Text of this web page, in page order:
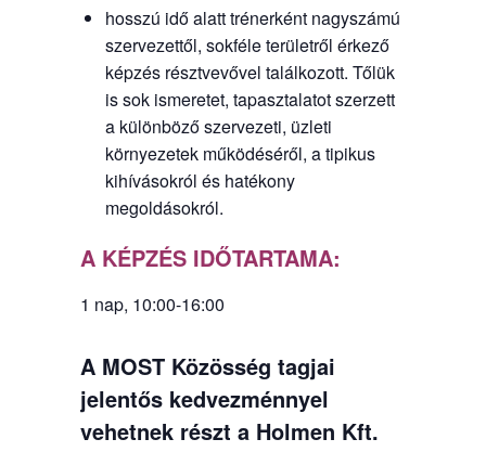
hosszú idő alatt trénerként nagyszámú
szervezettől, sokféle területről érkező
képzés résztvevővel találkozott. Tőlük
is sok ismeretet, tapasztalatot szerzett
a különböző szervezeti, üzleti
környezetek működéséről, a tipikus
kihívásokról és hatékony
megoldásokról.
A KÉPZÉS IDŐTARTAMA:
1 nap, 10:00-16:00
A MOST Közösség tagjai
jelentős kedvezménnyel
vehetnek részt a Holmen Kft.